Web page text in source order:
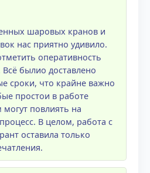
шаровых кранов и
нас приятно удивило.
оперативность
былио доставлено
сроки, что крайне важно
простои в работе
повлиять на
В целом, работа с
оставила только